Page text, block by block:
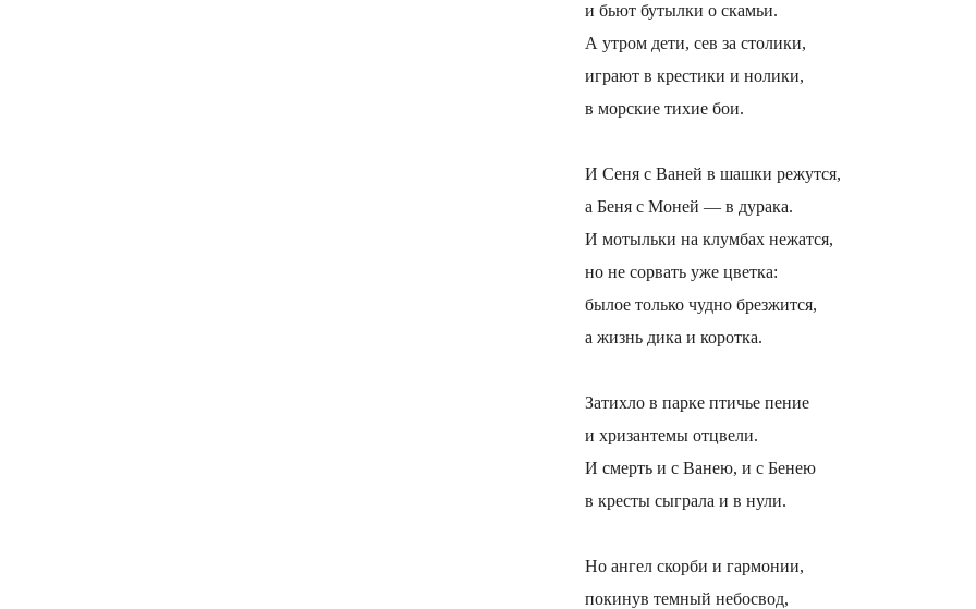
и бьют бутылки о скамьи.
А утром дети, сев за столики,
играют в крестики и нолики,
в морские тихие бои.
И Сеня с Ваней в шашки режутся,
а Беня с Моней — в дурака.
И мотыльки на клумбах нежатся,
но не сорвать уже цветка:
былое только чудно брезжится,
а жизнь дика и коротка.
Затихло в парке птичье пение
и хризантемы отцвели.
И смерть и с Ванею, и с Бенею
в кресты сыграла и в нули.
Но ангел скорби и гармонии,
покинув темный небосвод,